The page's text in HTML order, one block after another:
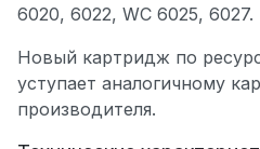
6020, 6022, WC 6025, 6027.
Новый картридж по
уступает аналогичному
производителя.